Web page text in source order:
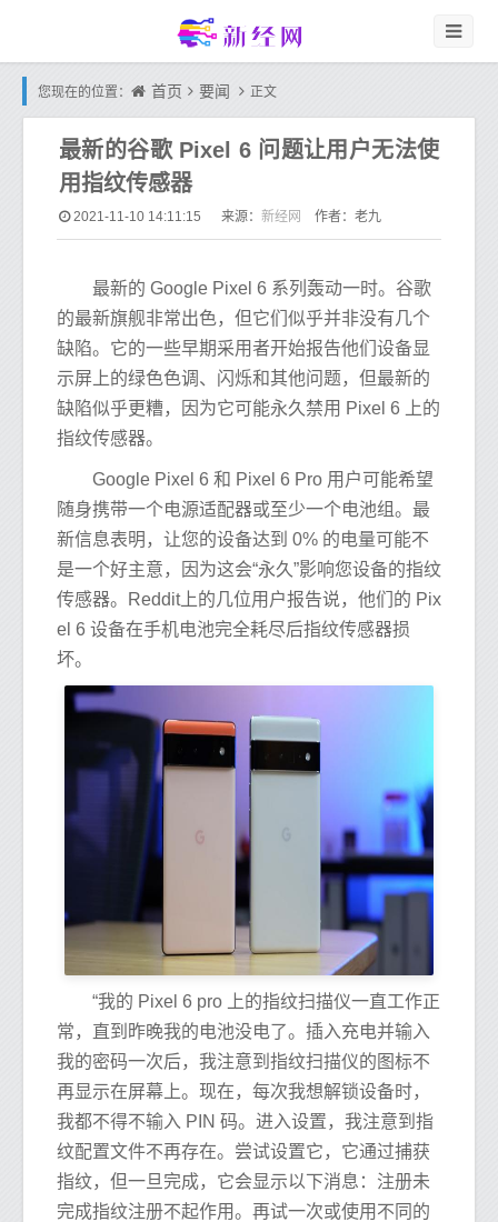
您现在的位置： 首页 要闻 正文
最新的谷歌 Pixel 6 问题让用户无法使
用指纹传感器
2021-11-10 14:11:15 来源： 新经网 作者：老九
最新的 Google Pixel 6 系列轰动一时。谷歌
的最新旗舰非常出色，但它们似乎并非没有几个
缺陷。它的一些早期采用者开始报告他们设备显
示屏上的绿色色调、闪烁和其他问题，但最新的
缺陷似乎更糟，因为它可能永久禁用 Pixel 6 上的
指纹传感器。
Google Pixel 6 和 Pixel 6 Pro 用户可能希望
随身携带一个电源适配器或至少一个电池组。最
新信息表明，让您的设备达到 0% 的电量可能不
是一个好主意，因为这会“永久”影响您设备的指纹
传感器。Reddit上的几位用户报告说，他们的 Pix
el 6 设备在手机电池完全耗尽后指纹传感器损
坏。
“我的 Pixel 6 pro 上的指纹扫描仪一直工作正
常，直到昨晚我的电池没电了。插入充电并输入
我的密码一次后，我注意到指纹扫描仪的图标不
再显示在屏幕上。现在，每次我想解锁设备时，
我都不得不输入 PIN 码。进入设置，我注意到指
纹配置文件不再存在。尝试设置它，它通过捕获
指纹，但一旦完成，它会显示以下消息：注册未
完成指纹注册不起作用。再试一次或使用不同的